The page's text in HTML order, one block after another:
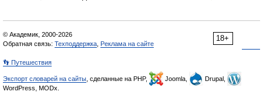
18+
© Академик, 2000-2026
Обратная связь: Техподдержка Реклама на сайте
👣 Путешествия
Экспорт словарей на сайты , сделанные на PHP, Joomla,
Drupal,
WordPress, MODx.